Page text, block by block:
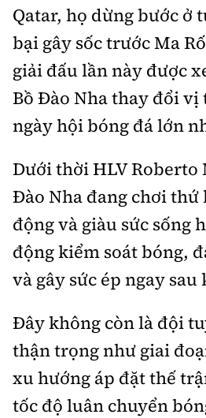
Phó Tổng biên tập:Nguyễn
Nguyễn Đức Thắng, La Đức
Hotline:
0901 514 799
Quảng cáo và
0915 057 282
Email:
bandoc@baoxaydung.vn
Cấm sao chép dưới mọi hình
soạn
Qatar, họ dừng bước ở
bại gây sốc trước Ma
giải đấu lần này được
Bồ Đào Nha thay đổi
ngày hội bóng đá lớn
Dưới thời HLV Roberto
Đào Nha đang chơi thứ
động và giàu sức sống
động kiểm soát bóng,
và gây sức ép ngay
Đây không còn là đội
thận trọng như giai
xu hướng áp đặt thế
tốc độ luân chuyển